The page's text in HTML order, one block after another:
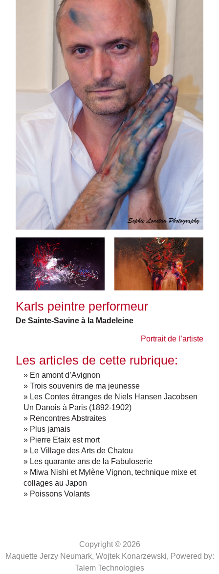
Karls peintre performeur
De Sainte-Savine à la Madeleine
Portrait de l’artiste
Les articles de cette rubrique:
» En amont d’Avignon
» Trois souvenirs de ma jeunesse
» Les Contes étranges de Niels Hansen Jacobsen
Un Danois à Paris (1892-1902)
» Rencontres Abstraites
» Plus jamais
» Pierre Etaix est mort
» Le Village des Arts de Chatou
» Les quarante ans de la Fabuloserie
» Miwa Nishi et Mylène Vignon, technique mixe et
collages au Japon
» Poissons Volants
Copyright © 2026
Maquette Jerzy Neumark, Wojtek Konarzewski, Powered by:
Talem Technologies